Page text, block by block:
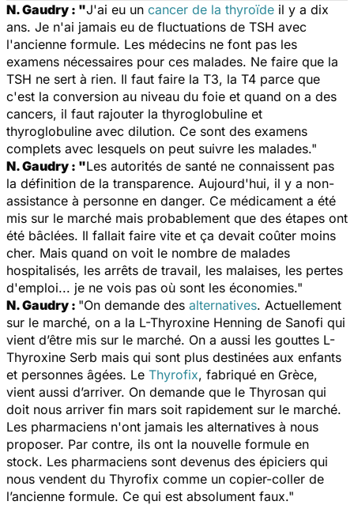
N. Gaudry : "J'ai eu un cancer de la thyroïde il y a dix
ans. Je n'ai jamais eu de fluctuations de TSH avec
l'ancienne formule. Les médecins ne font pas les
examens nécessaires pour ces malades. Ne faire que la
TSH ne sert à rien. Il faut faire la T3, la T4 parce que
c'est la conversion au niveau du foie et quand on a des
cancers, il faut rajouter la thyroglobuline et
thyroglobuline avec dilution. Ce sont des examens
complets avec lesquels on peut suivre les malades."
N. Gaudry : "Les autorités de santé ne connaissent pas
la définition de la transparence. Aujourd'hui, il y a non-
assistance à personne en danger. Ce médicament a été
mis sur le marché mais probablement que des étapes ont
été bâclées. Il fallait faire vite et ça devait coûter moins
cher. Mais quand on voit le nombre de malades
hospitalisés, les arrêts de travail, les malaises, les pertes
d'emploi... je ne vois pas où sont les économies."
N. Gaudry : "On demande des alternatives. Actuellement
sur le marché, on a la L-Thyroxine Henning de Sanofi qui
vient d’être mis sur le marché. On a aussi les gouttes L-
Thyroxine Serb mais qui sont plus destinées aux enfants
et personnes âgées. Le Thyrofix, fabriqué en Grèce,
vient aussi d’arriver. On demande que le Thyrosan qui
doit nous arriver fin mars soit rapidement sur le marché.
Les pharmaciens n'ont jamais les alternatives à nous
proposer. Par contre, ils ont la nouvelle formule en
stock. Les pharmaciens sont devenus des épiciers qui
nous vendent du Thyrofix comme un copier-coller de
l’ancienne formule. Ce qui est absolument faux."